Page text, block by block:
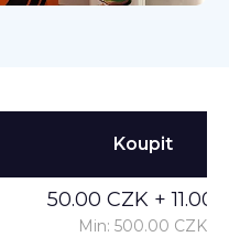
Koupit
50.00 CZK +
Min: 500.00 CZK